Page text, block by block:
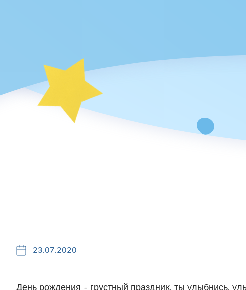
23.07.2020
День рождения - грустный праздник, ты улыбнись,